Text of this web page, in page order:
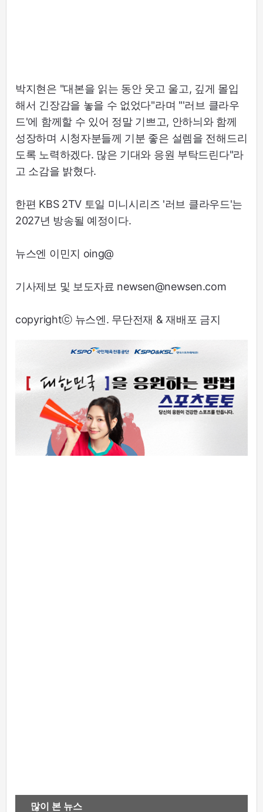
박지현은 "대본을 읽는 동안 웃고 울고, 깊게 몰입
해서 긴장감을 놓을 수 없었다"라며 "'러브 클라우
드'에 함께할 수 있어 정말 기쁘고, 안하늬와 함께
성장하며 시청자분들께 기분 좋은 설렘을 전해드리
도록 노력하겠다. 많은 기대와 응원 부탁드린다"라
고 소감을 밝혔다.
한편 KBS 2TV 토일 미니시리즈 '러브 클라우드'는
2027년 방송될 예정이다.
뉴스엔 이민지 oing@
기사제보 및 보도자료 newsen@newsen.com
copyrightⓒ 뉴스엔. 무단전재 & 재배포 금지
많이 본 뉴스